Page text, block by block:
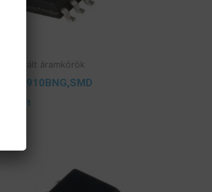
Integrált áramkörök
HV 9910BNG,SMD
Ft